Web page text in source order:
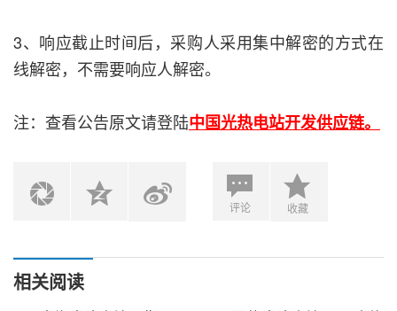
3、响应截止时间后，采购人采用集中解密的方式在
线解密，不需要响应人解密。
注：查看公告原文请登陆中国光热电站开发供应链。
评论 收藏
相关阅读